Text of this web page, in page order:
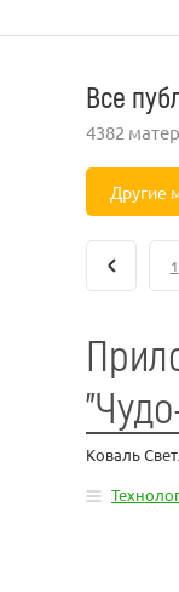
Все
4382
Другие
1
Коваль